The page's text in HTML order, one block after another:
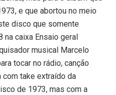
e que abortou no meio
disco que somente
na caixa Ensaio geral
musical Marcelo
tocar no rádio, canção
com take extraído da
de 1973, mas com a